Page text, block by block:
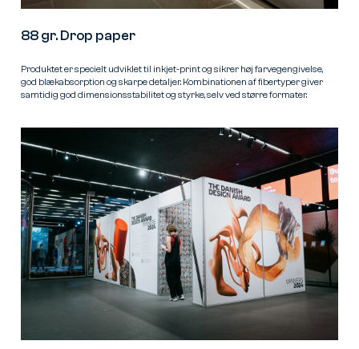
88 gr. Drop paper
Produktet er specielt udviklet til inkjet-print og sikrer høj farvegengivelse,
god blækabsorption og skarpe detaljer. Kombinationen af fibertyper giver
samtidig god dimensionsstabilitet og styrke, selv ved større formater.